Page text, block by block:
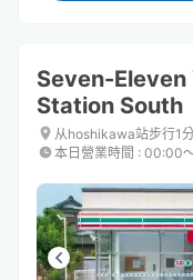
Seven-
Station South
从hoshikawa站步行1
本日營業時間 : 00:00